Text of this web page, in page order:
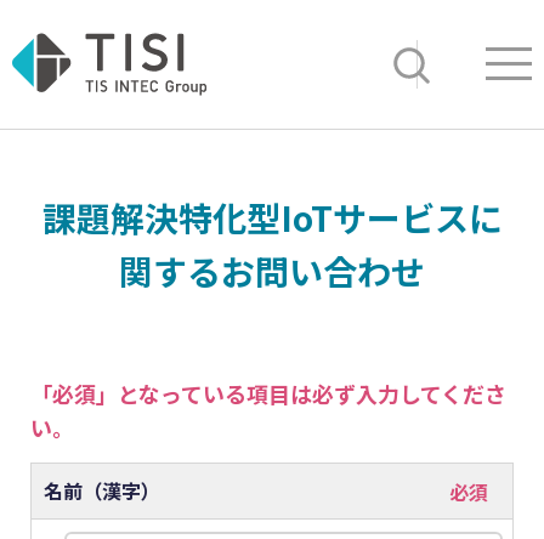
サイト内検索
課題解決特化型IoTサービスに
関するお問い合わせ
名前（漢字）